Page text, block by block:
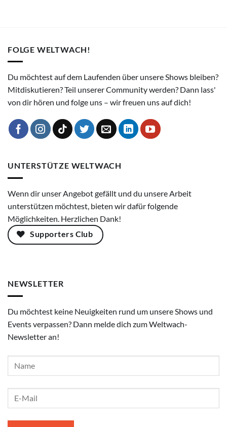
FOLGE WELTWACH!
Du möchtest auf dem Laufenden über unsere Shows bleiben?
Mitdiskutieren? Teil unserer Community werden? Dann lass'
von dir hören und folge uns – wir freuen uns auf dich!
UNTERSTÜTZE WELTWACH
Wenn dir unser Angebot gefällt und du unsere Arbeit
unterstützen möchtest, bieten wir dafür folgende
Möglichkeiten. Herzlichen Dank!
Supporters Club
NEWSLETTER
Du möchtest keine Neuigkeiten rund um unsere Shows und
Events verpassen? Dann melde dich zum Weltwach-
Newsletter an!